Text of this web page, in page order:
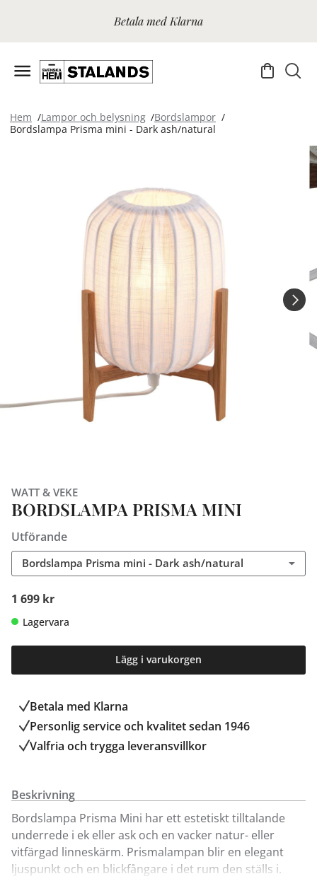
Betala med Klarna
Hem Lampor och belysning
Bordslampor
Bordslampa Prisma mini - Dark ash/natural
WATT & VEKE
BORDSLAMPA PRISMA MINI
Utförande
Bordslampa Prisma mini - Dark ash/natural
1 699 kr
Lagervara
Lägg i varukorgen
Betala med Klarna
Personlig service och kvalitet sedan 1946
Valfria och trygga leveransvillkor
Beskrivning
Bordslampa Prisma Mini har ett estetiskt tilltalande
underrede i ek eller ask och en vacker natur- eller
vitfärgad linneskärm. Prismalampan blir en elegant
ljuspunkt och en blickfångare i det rum den ställs i.